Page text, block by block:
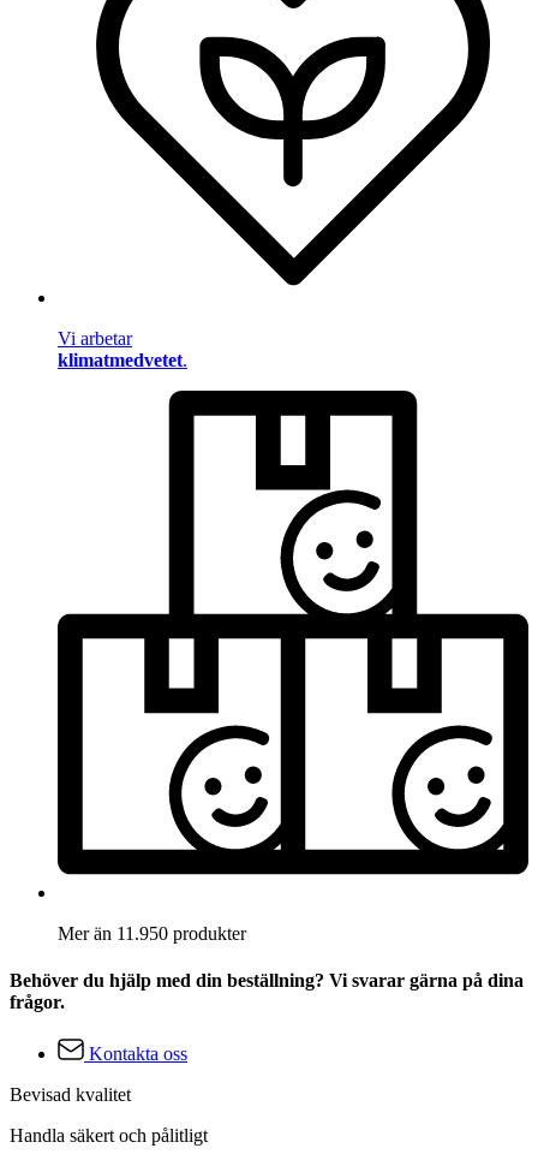
Vi arbetar
klimatmedvetet.
Mer än 11.950 produkter
Behöver du hjälp med din beställning? Vi svarar gärna på dina
frågor.
Kontakta oss
Bevisad kvalitet
Handla säkert och pålitligt